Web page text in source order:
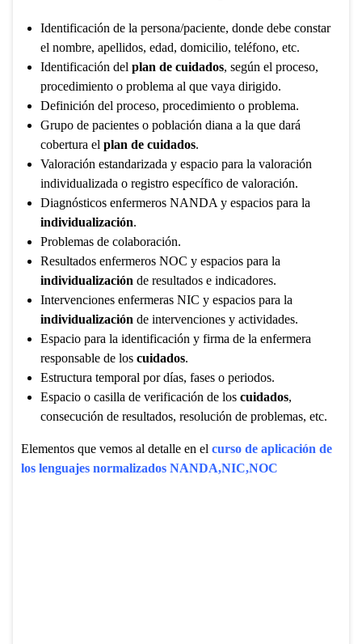
Identificación de la persona/paciente, donde debe constar
el nombre, apellidos, edad, domicilio, teléfono, etc.
Identificación del plan de cuidados, según el proceso,
procedimiento o problema al que vaya dirigido.
Definición del proceso, procedimiento o problema.
Grupo de pacientes o población diana a la que dará
cobertura el plan de cuidados.
Valoración estandarizada y espacio para la valoración
individualizada o registro específico de valoración.
Diagnósticos enfermeros NANDA y espacios para la
individualización.
Problemas de colaboración.
Resultados enfermeros NOC y espacios para la
individualización de resultados e indicadores.
Intervenciones enfermeras NIC y espacios para la
individualización de intervenciones y actividades.
Espacio para la identificación y firma de la enfermera
responsable de los cuidados.
Estructura temporal por días, fases o periodos.
Espacio o casilla de verificación de los cuidados,
consecución de resultados, resolución de problemas, etc.
Elementos que vemos al detalle en el curso de aplicación de
los lenguajes normalizados NANDA,NIC,NOC